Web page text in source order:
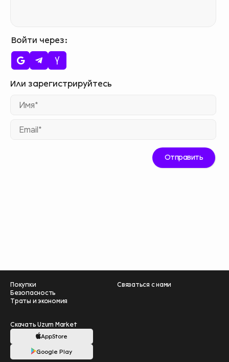
Войти через
Покупки
Безопасность
Траты и экономия
Связаться с нами
Скачать Uzum Market
AppStore
Google Play